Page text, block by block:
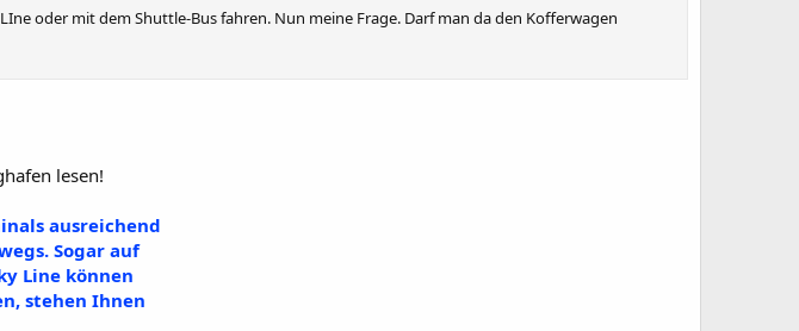
oder mit dem Shuttle-Bus fahren. Nun meine Frage. Darf man da den Kofferwagen
lesen!
ausreichend
Sogar auf
Line können
stehen Ihnen